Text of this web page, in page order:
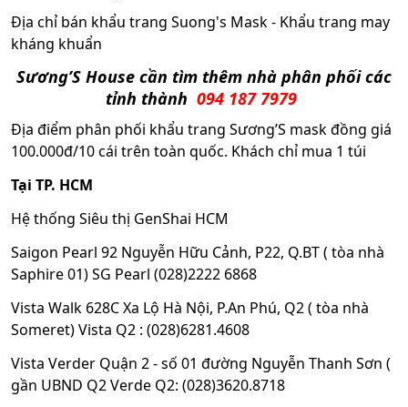
Địa chỉ bán khẩu trang Suong's Mask - Khẩu trang may
kháng khuẩn
Sương’S House cần tìm thêm nhà phân phối các
tỉnh thành 094 187 7979
Địa điểm phân phối khẩu trang Sương’S mask đồng giá
100.000đ/10 cái trên toàn quốc. Khách chỉ mua 1 túi
Tại TP. HCM
Hệ thống Siêu thị GenShai HCM
Saigon Pearl 92 Nguyễn Hữu Cảnh, P22, Q.BT ( tòa nhà
Saphire 01) SG Pearl (028)2222 6868
Vista Walk 628C Xa Lộ Hà Nội, P.An Phú, Q2 ( tòa nhà
Someret) Vista Q2 : (028)6281.4608
Vista Verder Quận 2 - số 01 đường Nguyễn Thanh Sơn (
gần UBND Q2 Verde Q2: (028)3620.8718